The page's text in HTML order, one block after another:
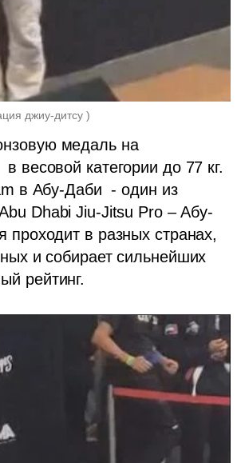
джиу-дитсу )
медаль на
весовой категории до 77 кг.
в Абу-Даби  - один из
Dhabi Jiu-Jitsu Pro – Абу-
в разных странах,
и собирает сильнейших
рейтинг.